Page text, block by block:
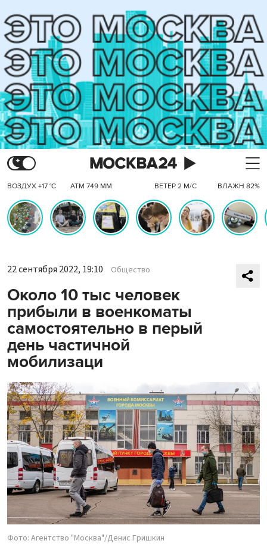
ВОЗДУХ +17 °C АТМ 749 ММ ВЕТЕР 2 М/С ВЛАЖН 82%
22 сентября 2022, 19:10 Общество
Около 10 тыс человек
прибыли в военкоматы
самостоятельно в перый
день частичной
мобилизаци
Фото: Агентство "Москва"/Денис Гришкин